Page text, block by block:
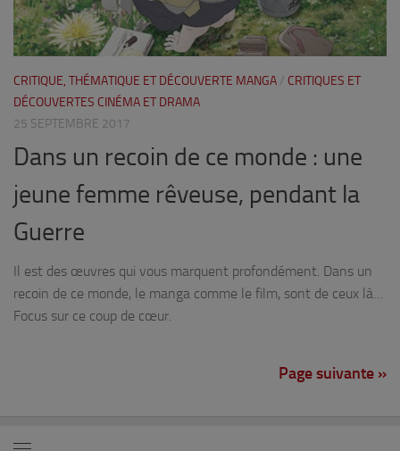
CRITIQUE, THÉMATIQUE ET DÉCOUVERTE MANGA / CRITIQUES ET
DÉCOUVERTES CINÉMA ET DRAMA
25 SEPTEMBRE 2017
Dans un recoin de ce monde : une
jeune femme rêveuse, pendant la
Guerre
Il est des œuvres qui vous marquent profondément. Dans un
recoin de ce monde, le manga comme le film, sont de ceux là…
Focus sur ce coup de cœur.
Page suivante »